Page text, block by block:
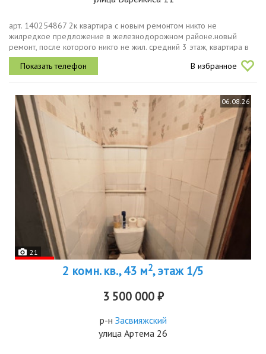
арт. 140254867 2к квартира с новым ремонтом никто не
жилредкое предложение в железнодорожном районе.новый
ремонт, после которого никто не жил. средний 3 этаж, квартира в
середине дома, закрытый двор со шлагбаумом всё, что ищут
большинство...
В избранное
06.08.26
21
2 комн. кв., 43 м2, этаж 1/5
3 500 000 ₽
р-н Засвияжский
улица Артема 26